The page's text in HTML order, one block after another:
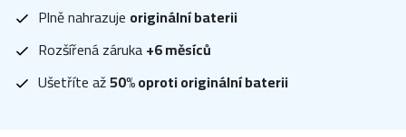
Plně nahrazuje originální baterii
Rozšířená záruka+6 měsíců
Ušetříte až50% oproti originální baterii